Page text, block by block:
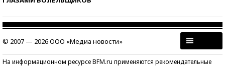
© 2007 — 2026 ООО «Медиа новости»
На информационном ресурсе BFM.ru применяются рекомендательные